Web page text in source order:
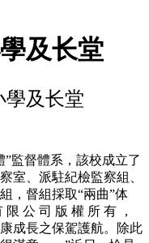
及长堂
學及长堂
督體系，該校成立了
室、派駐紀檢監察組、
，督組採取“兩曲”体
公 司 版 權 所 有 ，
成長之保駕護航。除此